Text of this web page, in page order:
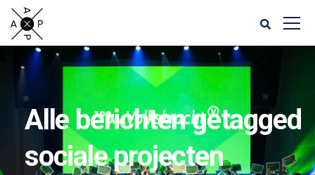
Alle berichten getagged
sociale projecten